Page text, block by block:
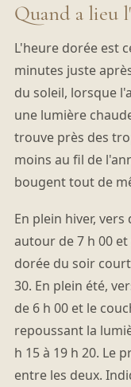
Quand a lieu
L'heure dorée est
minutes juste
du soleil, lorsque
une lumière
trouve près des
moins au fil de
bougent tout de
En plein hiver,
autour de 7 h 00
dorée du soir
30. En plein été,
de 6 h 00 et le
repoussant la
h 15 à 19 h 20. Le
entre les deux.